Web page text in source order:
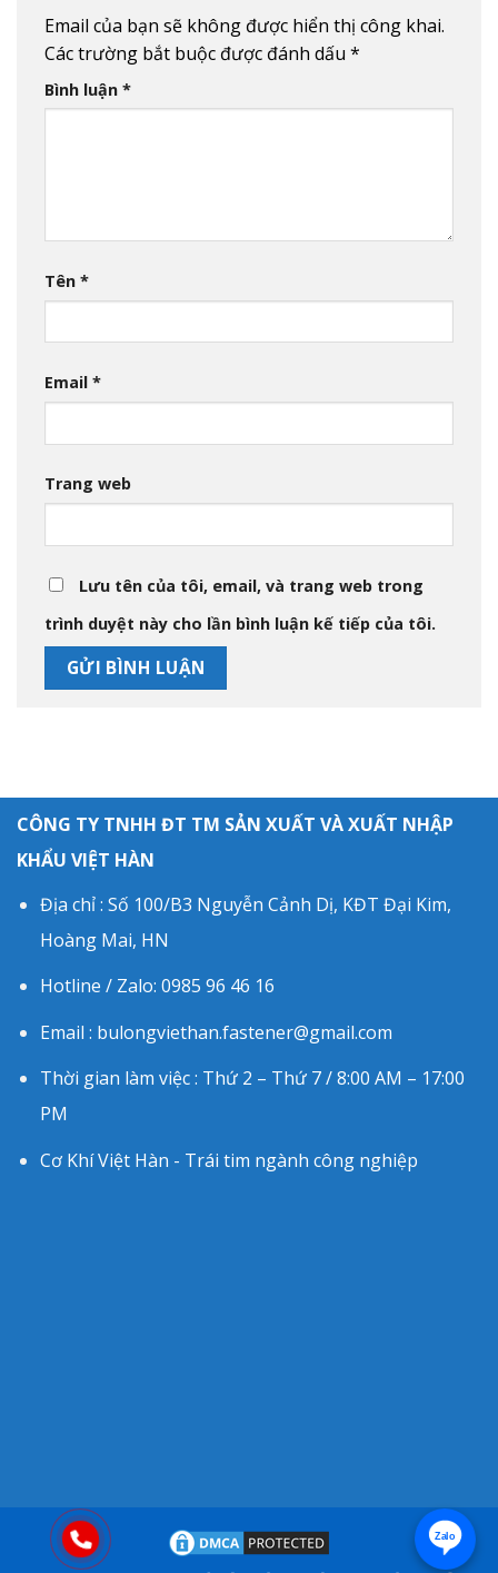
Email của bạn sẽ không được hiển thị công khai.
Các trường bắt buộc được đánh dấu *
Bình luận *
Tên *
Email *
Trang web
Lưu tên của tôi, email, và trang web trong
trình duyệt này cho lần bình luận kế tiếp của tôi.
CÔNG TY TNHH ĐT TM SẢN XUẤT VÀ XUẤT NHẬP
KHẨU VIỆT HÀN
Địa chỉ : Số 100/B3 Nguyễn Cảnh Dị, KĐT Đại Kim,
Hoàng Mai, HN
Hotline / Zalo: 0985 96 46 16
Email : bulongviethan.fastener@gmail.com
Thời gian làm việc : Thứ 2 – Thứ 7 / 8:00 AM – 17:00
PM
Cơ Khí Việt Hàn - Trái tim ngành công nghiệp
Zalo